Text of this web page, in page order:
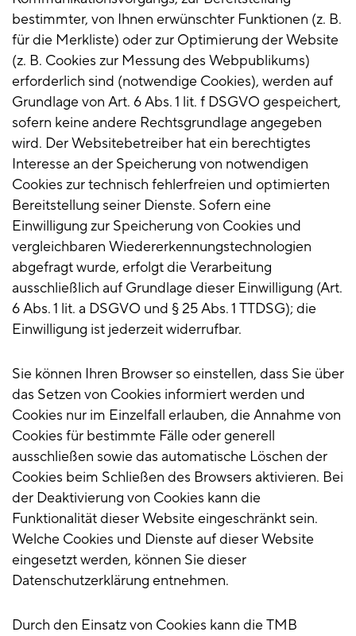
bestimmter, von Ihnen erwünschter Funktionen (z. B.
für die Merkliste) oder zur Optimierung der Website
(z. B. Cookies zur Messung des Webpublikums)
erforderlich sind (notwendige Cookies), werden auf
Grundlage von Art. 6 Abs. 1 lit. f DSGVO gespeichert,
sofern keine andere Rechtsgrundlage angegeben
wird. Der Websitebetreiber hat ein berechtigtes
Interesse an der Speicherung von notwendigen
Cookies zur technisch fehlerfreien und optimierten
Bereitstellung seiner Dienste. Sofern eine
Einwilligung zur Speicherung von Cookies und
vergleichbaren Wiedererkennungstechnologien
abgefragt wurde, erfolgt die Verarbeitung
ausschließlich auf Grundlage dieser Einwilligung (Art.
6 Abs. 1 lit. a DSGVO und § 25 Abs. 1 TTDSG); die
Einwilligung ist jederzeit widerrufbar.
Sie können Ihren Browser so einstellen, dass Sie über
das Setzen von Cookies informiert werden und
Cookies nur im Einzelfall erlauben, die Annahme von
Cookies für bestimmte Fälle oder generell
ausschließen sowie das automatische Löschen der
Cookies beim Schließen des Browsers aktivieren. Bei
der Deaktivierung von Cookies kann die
Funktionalität dieser Website eingeschränkt sein.
Welche Cookies und Dienste auf dieser Website
eingesetzt werden, können Sie dieser
Datenschutzerklärung entnehmen.
Durch den Einsatz von Cookies kann die TMB